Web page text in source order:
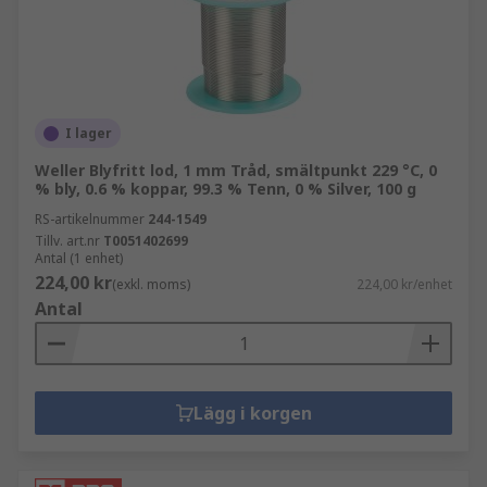
I lager
Weller Blyfritt lod, 1 mm Tråd, smältpunkt 229 °C, 0
% bly, 0.6 % koppar, 99.3 % Tenn, 0 % Silver, 100 g
RS-artikelnummer 244-1549
Tillv. art.nr T0051402699
Antal (1 enhet)
224,00 kr(exkl. moms) 224,00 kr/enhet
Antal
Lägg i korgen